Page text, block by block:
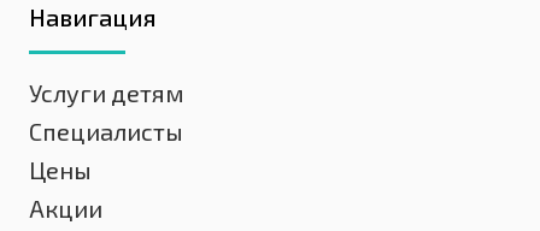
Навигация
Услуги детям
Специалисты
Цены
Акции